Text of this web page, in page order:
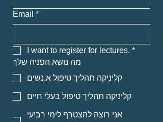
Email *
I want to register for lectures. *
מה נושא הפניה שלך
קליניקה תהליך טיפול א.נשים
קליניקה תהליך טיפול בעלי חיים
אני רוצה להצטרף לימי רביעי